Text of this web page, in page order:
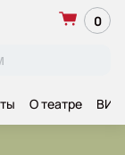
0
О театре ВИП